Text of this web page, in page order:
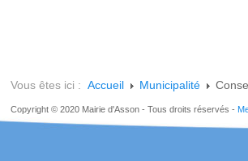
Vous êtes ici : Accueil Municipalité
Copyright © 2020 Mairie d'Asson - Tous droits réservés -